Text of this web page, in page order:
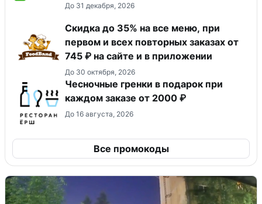
До 31 декабря, 2026
Скидка до 35% на все меню, при
первом и всех повторных заказах от
745 ₽ на сайте и в приложении
До 30 октября, 2026
Чесночные гренки в подарок при
каждом заказе от 2000 ₽
До 16 августа, 2026
Все промокоды